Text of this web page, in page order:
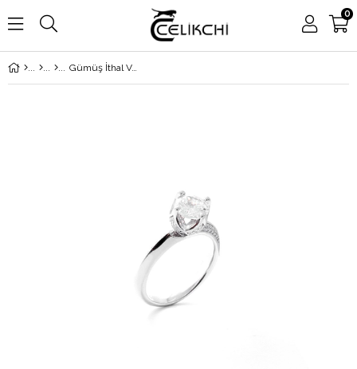
0
Gümüş İthal Ve Kararma Yapmaz Swarovski Gül Model Tektaş Yüzük